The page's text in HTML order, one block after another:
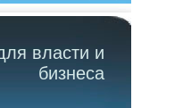
власти и
бизнеса